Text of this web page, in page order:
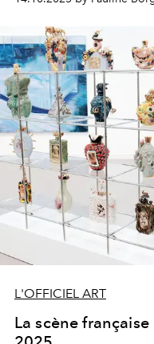
L'OFFICIEL ART
La scène